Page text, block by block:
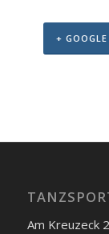
+ GOOGLE
Am Kreuzeck